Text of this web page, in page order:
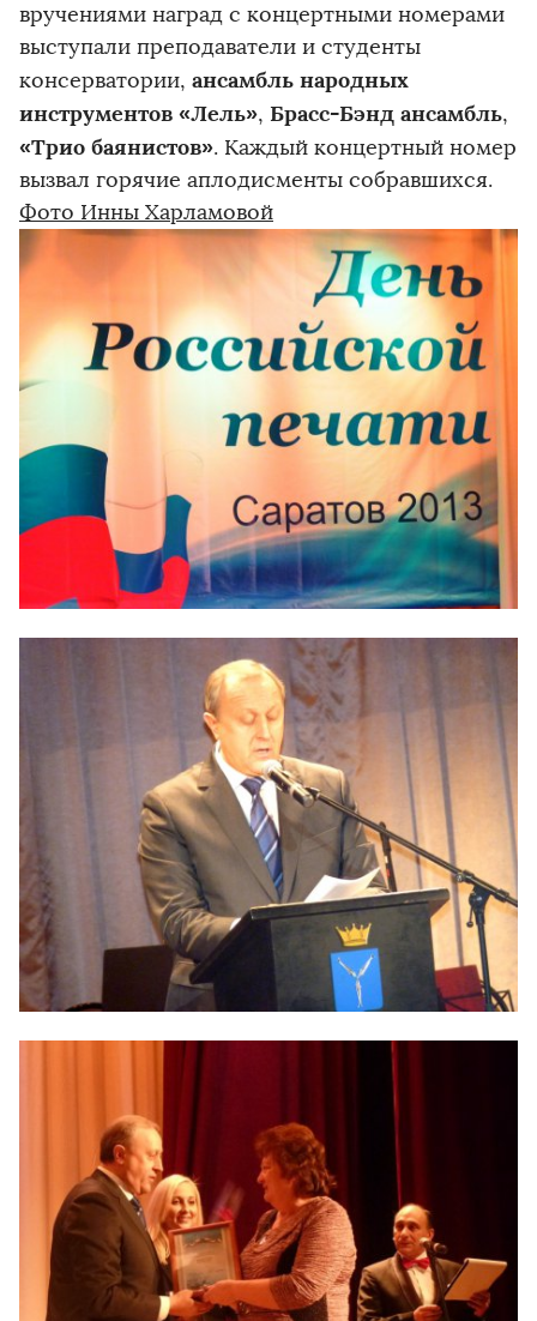
вручениями наград с концертными номерами
выступали преподаватели и студенты
консерватории, ансамбль народных
инструментов «Лель», Брасс-Бэнд ансамбль,
«Трио баянистов». Каждый концертный номер
вызвал горячие аплодисменты собравшихся.
Фото Инны Харламовой